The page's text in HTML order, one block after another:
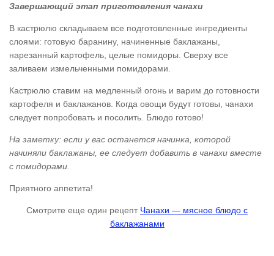
Завершающий этап приготовления чанахи
В кастрюлю складываем все подготовленные ингредиенты
слоями: готовую баранину, начиненные баклажаны,
нарезанный картофель, целые помидоры. Сверху все
заливаем измельченными помидорами.
Кастрюлю ставим на медленный огонь и варим до готовности
картофеля и баклажанов. Когда овощи будут готовы, чанахи
следует попробовать и посолить. Блюдо готово!
На заметку: если у вас останется начинка, которой
начиняли баклажаны, ее следует добавить в чанахи вместе
с помидорами.
Приятного аппетита!
Смотрите еще один рецепт Чанахи — мясное блюдо с
баклажанами